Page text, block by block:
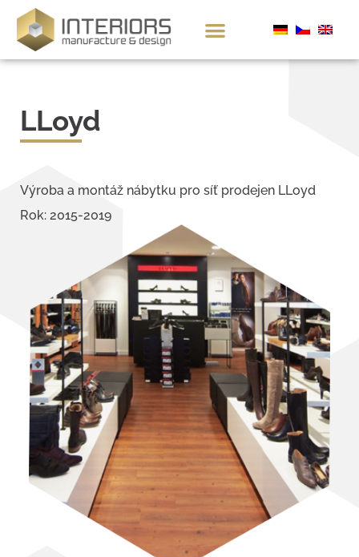
LLoyd
Výroba a montáž nábytku pro síť prodejen LLoyd
Rok: 2015-2019